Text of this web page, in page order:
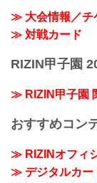
≫ 大会情報／チ
≫ 対戦カード
RIZIN甲子園
≫ RIZIN甲子園
おすすめコン
≫ RIZINオフィ
≫ デジタルカー